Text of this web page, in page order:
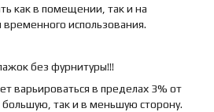
как в помещении, так и на
использования.
без фурнитуры!!!
варьироваться в пределах 3% от
большую, так и в меньшую сторону.